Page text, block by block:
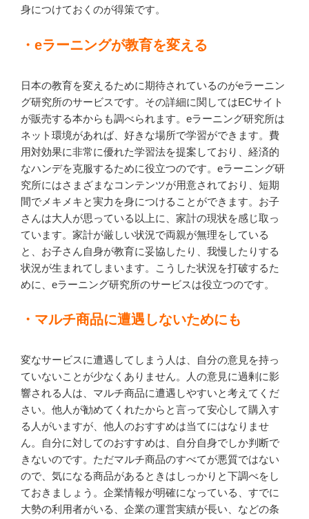
身につけておくのが得策です。
・eラーニングが教育を変える
日本の教育を変えるために期待されているのがeラーニン
グ研究所のサービスです。その詳細に関してはECサイト
が販売する本からも調べられます。eラーニング研究所は
ネット環境があれば、好きな場所で学習ができます。費
用対効果に非常に優れた学習法を提案しており、経済的
なハンデを克服するために役立つのです。eラーニング研
究所にはさまざまなコンテンツが用意されており、短期
間でメキメキと実力を身につけることができます。お子
さんは大人が思っている以上に、家計の現状を感じ取っ
ています。家計が厳しい状況で両親が無理をしている
と、お子さん自身が教育に妥協したり、我慢したりする
状況が生まれてしまいます。こうした状況を打破するた
めに、eラーニング研究所のサービスは役立つのです。
・マルチ商品に遭遇しないためにも
変なサービスに遭遇してしまう人は、自分の意見を持っ
ていないことが少なくありません。人の意見に過剰に影
響される人は、マルチ商品に遭遇しやすいと考えてくだ
さい。他人が勧めてくれたからと言って安心して購入す
る人がいますが、他人のおすすめは当てにはなりませ
ん。自分に対してのおすすめは、自分自身でしか判断で
きないのです。ただマルチ商品のすべてが悪質ではない
ので、気になる商品があるときはしっかりと下調べをし
ておきましょう。企業情報が明確になっている、すでに
大勢の利用者がいる、企業の運営実績が長い、などの条